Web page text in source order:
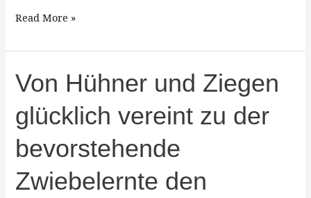
Read More »
Von Hühner und Ziegen
glücklich vereint zu der
bevorstehende
Zwiebelernte den
Von
Hühner
und
Ziegen
glücklich
zu